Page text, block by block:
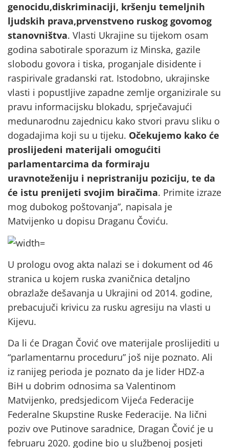
genocidu,diskriminaciji, kršenju temeljnih
ljudskih prava,prvenstveno ruskog govomog
stanovništva. Vlasti Ukrajine su tijekom osam
godina sabotirale sporazum iz Minska, gazile
slobodu govora i tiska, proganjale disidente i
raspirivale gradanski rat. Istodobno, ukrajinske
vlasti i popustljive zapadne zemlje organizirale su
pravu informacijsku blokadu, sprječavajući
medunarodnu zajednicu kako stvori pravu sliku o
dogadajima koji su u tijeku. Očekujemo kako će
proslijedeni materijali omogućiti
parlamentarcima da formiraju
uravnoteženiju i nepristraniju poziciju, te da
će istu prenijeti svojim biračima. Primite izraze
mog dubokog poštovanja”, napisala je
Matvijenko u dopisu Draganu Čoviću.
U prologu ovog akta nalazi se i dokument od 46
stranica u kojem ruska zvaničnica detaljno
obrazlaže dešavanja u Ukrajini od 2014. godine,
prebacujuči krivicu za rusku agresiju na vlasti u
Kijevu.
Da li će Dragan Čović ove materijale proslijediti u
“parlamentarnu proceduru” još nije poznato. Ali
iz ranijeg perioda je poznato da je lider HDZ-a
BiH u dobrim odnosima sa Valentinom
Matvijenko, predsjedicom Vijeća Federacije
Federalne Skupstine Ruske Federacije. Na lični
poziv ove Putinove saradnice, Dragan Čović je u
februaru 2020. godine bio u službenoj posjeti